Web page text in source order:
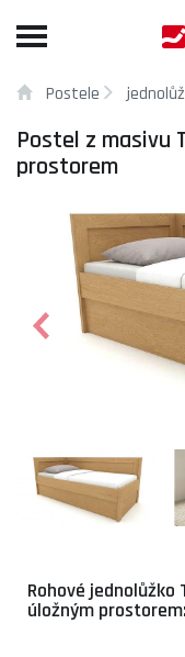
Toggle
Postele
Postel z masivu
prostorem
Rohové jednolůžko
úložným prostorem: